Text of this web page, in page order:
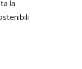
la